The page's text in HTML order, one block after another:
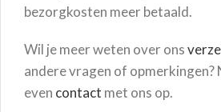
bezorgkosten meer betaald.
Wil je meer weten over ons
andere vragen of opmerkingen?
even contact met ons op.